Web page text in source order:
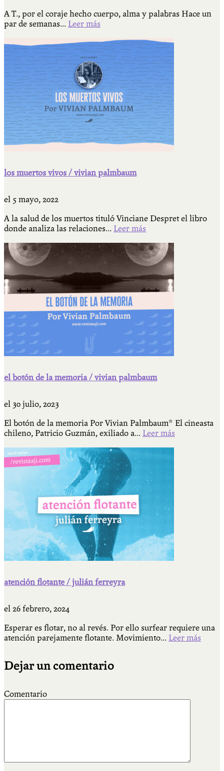
A T., por el coraje hecho cuerpo, alma y palabras Hace un
par de semanas... Leer más
los muertos vivos / vivian palmbaum
el 5 mayo, 2022
A la salud de los muertos tituló Vinciane Despret el libro
donde analiza las relaciones... Leer más
el botón de la memoria / vivian palmbaum
el 30 julio, 2023
El botón de la memoria Por Vivian Palmbaum* El cineasta
chileno, Patricio Guzmán, exiliado a... Leer más
atención flotante / julián ferreyra
el 26 febrero, 2024
Esperar es flotar, no al revés. Por ello surfear requiere una
atención parejamente flotante. Movimiento... Leer más
Dejar un comentario
Comentario